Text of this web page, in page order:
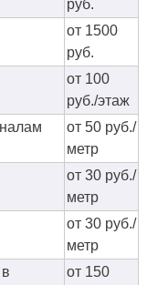
руб.
от 1500
руб.
от 100
руб./этаж
от 50 руб./
метр
от 30 руб./
метр
от 30 руб./
метр
от 150